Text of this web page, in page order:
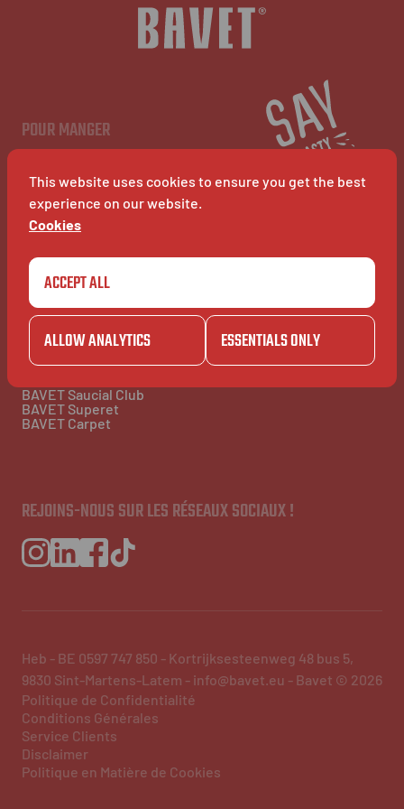
This website uses cookies to ensure you get the best
experience on our website.
Cookies
ACCEPT ALL
ALLOW ANALYTICS ESSENTIALS ONLY
POUR MANGER
Menu
BAVET Kiosk
BAVET Rollet
BAVET Bucket
POUR S'AMUSER
Community
BAVET Kadet
BAVET Camionet
BAVET Bicyclet
BAVET Saucial Club
BAVET Superet
BAVET Carpet
À Propos
Jobs
FAQ's
Contact
REJOINS-NOUS SUR LES RÉSEAUX SOCIAUX !
Heb - BE 0597 747 850 - Kortrijksesteenweg 48 bus 5,
9830 Sint-Martens-Latem - info@bavet.eu - Bavet © 2026
Politique de Confidentialité
Conditions Générales
Service Clients
Disclaimer
Politique en Matière de Cookies